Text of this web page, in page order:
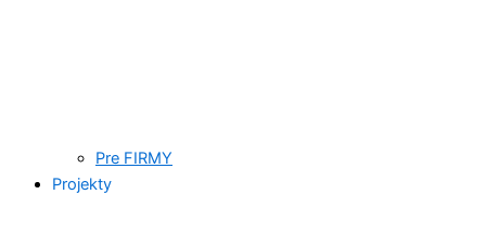
Pre FIRMY
Projekty